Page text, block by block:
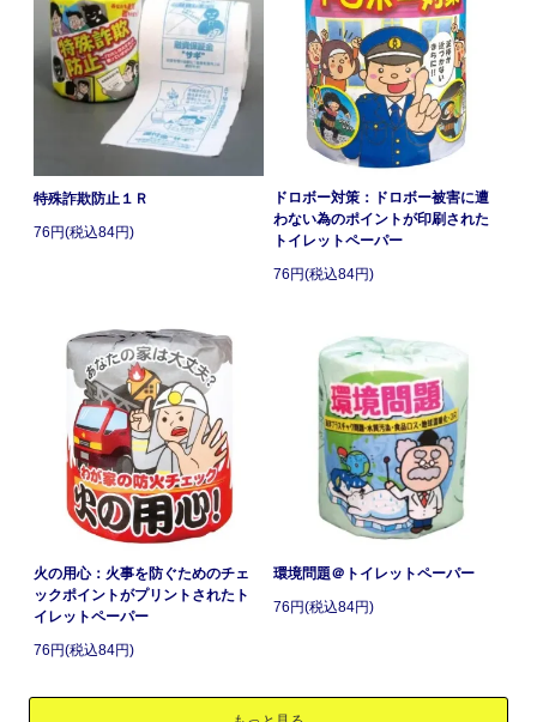
特殊詐欺防止１Ｒ
76円(税込84円)
ドロボー対策：ドロボー被害に遭
わない為のポイントが印刷された
トイレットペーパー
76円(税込84円)
火の用心：火事を防ぐためのチェ
ックポイントがプリントされたト
イレットペーパー
76円(税込84円)
環境問題＠トイレットペーパー
76円(税込84円)